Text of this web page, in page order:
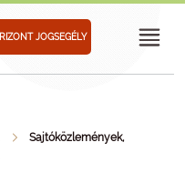
JOGSEGÉLY
Sajtóközlemények,